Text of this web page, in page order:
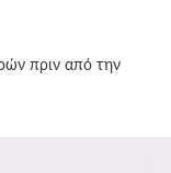
πριν από την